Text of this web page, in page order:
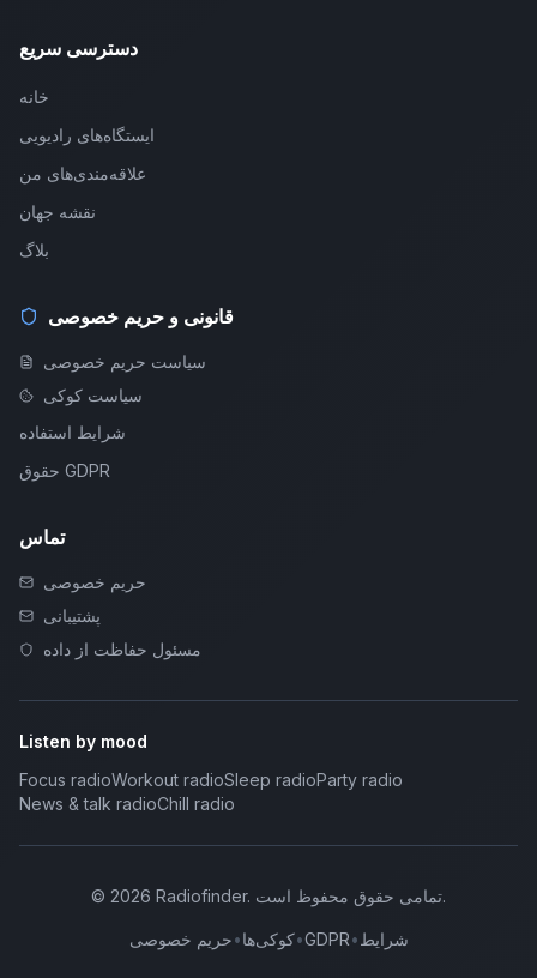
دسترسی سریع
خانه
ایستگاه‌های رادیویی
علاقه‌مندی‌های من
نقشه جهان
بلاگ
قانونی و حریم خصوصی
سیاست حریم خصوصی
سیاست کوکی
شرایط استفاده
حقوق GDPR
تماس
حریم خصوصی
پشتیبانی
مسئول حفاظت از داده
Listen by mood
Focus radioWorkout radioSleep radioParty radio
News & talk radioChill radio
© 2026 Radiofinder. تمامی حقوق محفوظ است.
حریم خصوصی•کوکی‌ها•GDPR•شرایط